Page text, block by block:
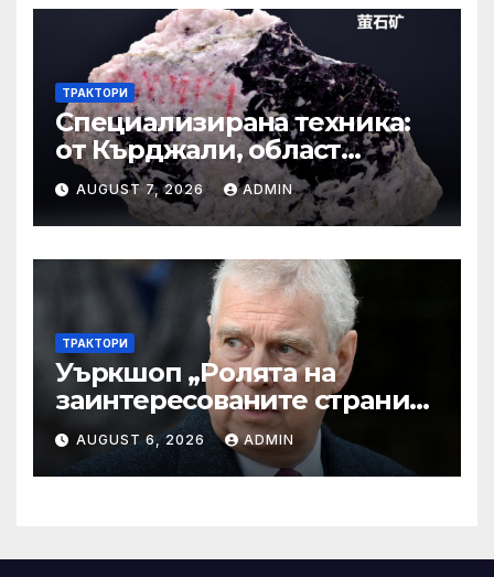
ТРАКТОРИ
Специализирана техника:
от Кърджали, област
Кърджали Втора ръка и
нови с ТОП цени онлайн от
цяла България — Bazar.bg
AUGUST 7, 2026 ADMIN
ТРАКТОРИ
Уъркшоп „Ролята на
заинтересованите страни
във външното осигуряване
на качеството“
AUGUST 6, 2026 ADMIN